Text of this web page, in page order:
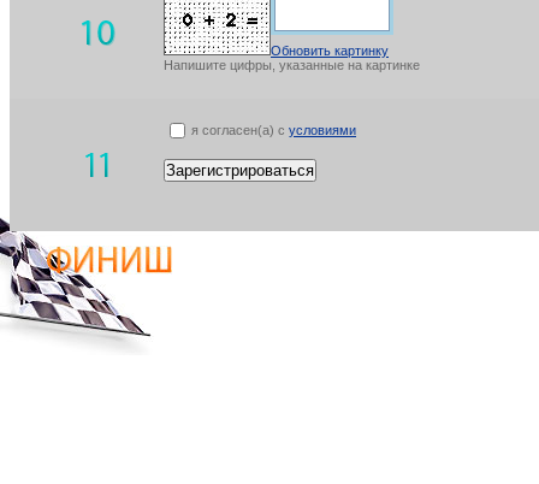
Обновить картинку
Напишите цифры, указанные на картинке
я согласен(а) с условиями
Зарегистрироваться